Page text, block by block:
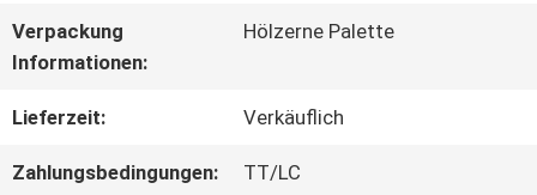
ÜBER
WERKSBESICHTIGUNG
Verpackung
Informationen:
Hölzerne Palette
Lieferzeit: Verkäuflich
Zahlungsbedingungen: TT/LC